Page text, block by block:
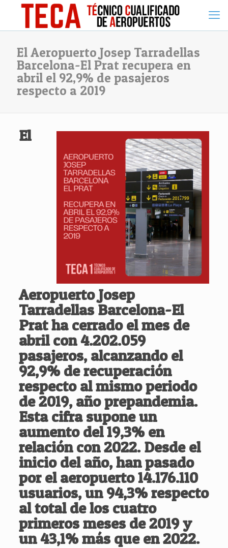
El Aeropuerto Josep Tarradellas
Barcelona-El Prat recupera en
abril el 92,9% de pasajeros
respecto a 2019
El
Aeropuerto Josep
Tarradellas Barcelona-El
Pratha cerrado el mes de
abril con4.202.059
pasajeros, alcanzando el
92,9% de recuperación
respecto al mismo periodo
de 2019, año prepandemia.
Esta cifra supone un
aumento del 19,3% en
relación con 2022. Desde el
inicio del año, han pasado
por el aeropuerto14.176.110
usuarios, un 94,3% respecto
al total de los cuatro
primeros meses de 2019 y
un 43,1% más que en 2022.